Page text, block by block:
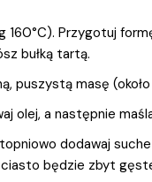
Przygotuj
bułką tartą.
puszystą masę
olej, a następnie
dodawaj
ciasto będzie zbyt